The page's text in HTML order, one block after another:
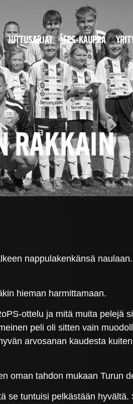
JUTTUSARJAT TPS-KAUPPA
RAKKAIN
nappulakenkänsä
hieman harmittamaan.
ottelu ja mitä muita pelejä
peli oli sitten vain
arvosanan kaudesta
oman tahdon mukaan Turun
se tuntuisi pelkästään hyvältä.